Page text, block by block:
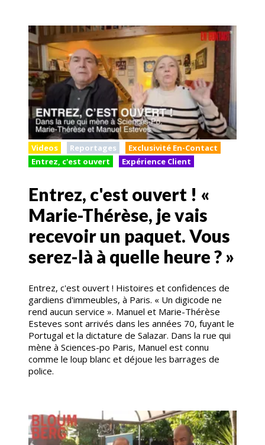
Videos Reportages
Exclusivité En-Contact
Entrez, c'est ouvert
Expérience Client
Entrez, c'est ouvert ! «
Marie-Thérèse, je vais
recevoir un paquet. Vous
serez-là à quelle heure ? »
Entrez, c'est ouvert ! Histoires et confidences de
gardiens d'immeubles, à Paris. « Un digicode ne
rend aucun service ». Manuel et Marie-Thérèse
Esteves sont arrivés dans les années 70, fuyant le
Portugal et la dictature de Salazar. Dans la rue qui
mène à Sciences-po Paris, Manuel est connu
comme le loup blanc et déjoue les barrages de
police.